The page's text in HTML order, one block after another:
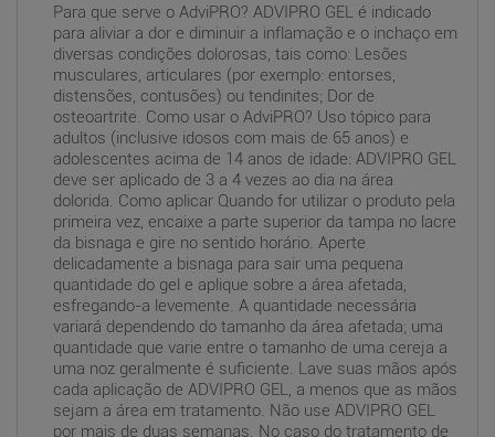
Para que serve o AdviPRO? ADVIPRO GEL é indicado
para aliviar a dor e diminuir a inflamação e o inchaço em
diversas condições dolorosas, tais como: Lesões
musculares, articulares (por exemplo: entorses,
distensões, contusões) ou tendinites; Dor de
osteoartrite. Como usar o AdviPRO? Uso tópico para
adultos (inclusive idosos com mais de 65 anos) e
adolescentes acima de 14 anos de idade: ADVIPRO GEL
deve ser aplicado de 3 a 4 vezes ao dia na área
dolorida. Como aplicar Quando for utilizar o produto pela
primeira vez, encaixe a parte superior da tampa no lacre
da bisnaga e gire no sentido horário. Aperte
delicadamente a bisnaga para sair uma pequena
quantidade do gel e aplique sobre a área afetada,
esfregando-a levemente. A quantidade necessária
variará dependendo do tamanho da área afetada; uma
quantidade que varie entre o tamanho de uma cereja a
uma noz geralmente é suficiente. Lave suas mãos após
cada aplicação de ADVIPRO GEL, a menos que as mãos
sejam a área em tratamento. Não use ADVIPRO GEL
por mais de duas semanas. No caso do tratamento de